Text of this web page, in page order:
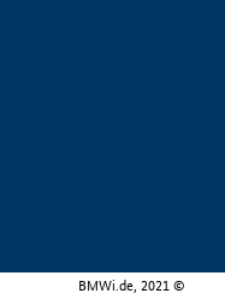
BMWi.de, 2021 ©